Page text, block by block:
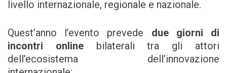
livello internazionale, regionale e nazionale.
Quest’anno l’evento prevede due giorni di
incontri onlinebilaterali tra gli attori
dell’ecosistema dell’innovazione